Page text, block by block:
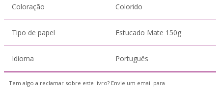
Coloração Colorido
Tipo de papel Estucado Mate 150g
Idioma Português
Tem algo a reclamar sobre este livro? Envie um email para